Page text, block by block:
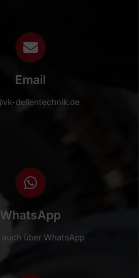
Email
dellentechnik.de
WhatsApp
auch über WhatsApp